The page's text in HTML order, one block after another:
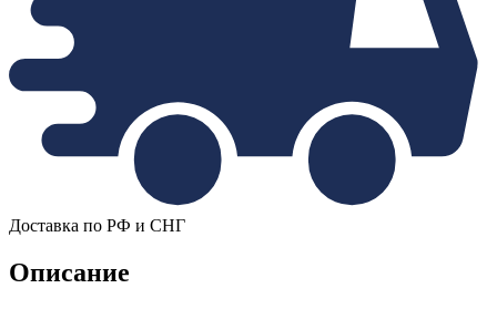
Доставка по РФ и СНГ
Описание